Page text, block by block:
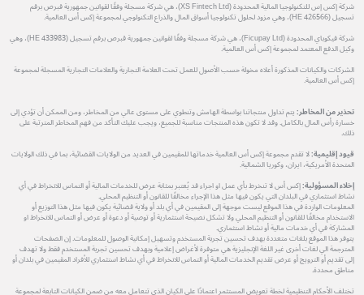
شركة إكس إس للتكنولوجيا المالية المحدودة (XS Fintech Ltd)، هي شركة مسجلة وفقًا لقوانين جمهورية قبرص برقم
تسجيل (HE 426566)، وهي مزود لحلول تكنولوجيا أسواق المال والذراع التكنولوجي لمجموعة إكس أس العالمية.
شركة فيكوباي المحدودة (Ficupay Ltd)، هي شركة مسجلة وفقًا لقوانين جمهورية قبرص برقم تسجيل (HE 433983)، وهي
وكيل الدفع المعتمد لمجموعة إكس أس العالمية.
الشركات والكيانات المذكورة أعلاه مخولة حسب الأصول للعمل تحت العلامة التجارية والعلامات التجارية المسجلة لمجموعة
إكس أس العالمية.
تحذير من المخاطر:يتم تداول منتجاتنا بواسطة الهامش وتنطوي على مستوى عالي من المخاطر، ومن الممكن أن تؤدي إلى
خسارة رأس المال بالكامل. وقد لا تكون هذه المنتجات مناسبة للجميع، ويجب عليك التأكد من فهم المخاطر المترتبة على
ذلك.
قيود إقليمية:لا تقدم مجموعة إكس أس العالمية خدماتها للمقيمين في العديد من الولايات القضائية، بما في ذلك الولايات
المتحدة الأمريكية، ايران، وكوريا الشمالية.
إخلاء المسؤولية:إكس أس لا تنخرط بأي عمل او اجراء قد يُعتبر بمثابة عرض للخدمات المالية أو التماس للانخراط في أي
نشاط استثماري في البلدان التي يكون فيها مثل هذا الإجراء مخالفًا للقانون أو التنظيم المحلي.
المعلومات الواردة في هذا الموقع ليست موجهة إلى المقيمين في أي بلد أو ولاية قضائية يكون فيها مثل هذا التوزيع أو
الاستخدام مخالفًا للقانون أو التنظيم المحلي ولا تشكل نصيحة استثمارية أو توصية أو دعوة أو عرض أو التماس للانخراط او
المشاركة في أي خدمات مالية أو نشاط استثماري.
يتوفر هذا الموقع بلغات متعددة بهدف تحسين تجربة المستخدم وتسهيل إمكانية الوصول للمعلومات. إن الصفحات
المترجمة الي لغات أخرى غير اللغة الإنجليزية هي متوفرة لأغراض إعلامية وبهدف تحسين تجربة المستخدم فقط ولا تهدف
إلى تقديم أو الترويج أو عرض تقديم الخدمات المالية أو التماس للانخراط في أي نشاط استثماري للأفراد المقيمين في بلدان أو
مناطق محددة.
تختلف الأحكام التنظيمية لخطة تعويض المستثمر اعتمادًا على الكيان الذي تتعامل معه من ضمن الكيانات التابعة لمجموعة